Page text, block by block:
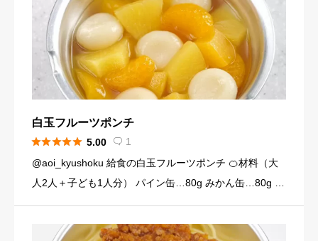
白玉フルーツポンチ
 5.00  1
@aoi_kyushoku 給食の白玉フルーツポンチ 🍊材料（大
人2人＋子ども1人分） パイン缶…80g みかん缶…80g 黄
4g） （白玉団子） 白玉粉… […]